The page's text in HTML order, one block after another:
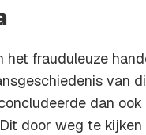
frauduleuze
van
dan
door weg te kijken